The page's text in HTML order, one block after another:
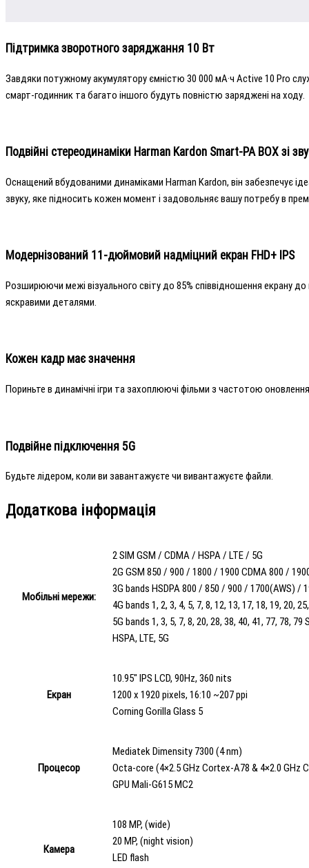
Підтримка зворотного заряджання 10 Вт
Завдяки потужному акумулятору ємністю 30 000 мА·ч Active 10 Pro
смарт-годинник та багато іншого будуть повністю заряджені на ходу.
Подвійні стереодинаміки Harman Kardon Smart-PA BOX зі
Оснащений вбудованими динаміками Harman Kardon, він забезпечує
звуку, яке підносить кожен момент і задовольняє вашу потребу в
Модернізований 11-дюймовий надміцний екран FHD+ IPS
Розширюючи межі візуального світу до 85% співвідношення екрану
яскравими деталями.
Кожен кадр має значення
Пориньте в динамічні ігри та захоплюючі фільми з частотою
Подвійне підключення 5G
Будьте лідером, коли ви завантажуєте чи вивантажуєте файли.
Додаткова інформація
Мобільні мережи:
2 SIM GSM / CDMA / HSPA / LTE / 5G
2G GSM 850 / 900 / 1800 / 1900 CDMA 800 /
3G bands HSDPA 800 / 850 / 900 / 1700(AWS) /
4G bands 1, 2, 3, 4, 5, 7, 8, 12, 13, 17, 18, 19, 20,
5G bands 1, 3, 5, 7, 8, 20, 28, 38, 40, 41, 77, 78, 79
HSPA, LTE, 5G
Екран
10.95" IPS LCD, 90Hz, 360 nits
1200 x 1920 pixels, 16:10 ~207 ppi
Corning Gorilla Glass 5
Процесор
Mediatek Dimensity 7300 (4 nm)
Octa-core (4×2.5 GHz Cortex-A78 & 4×2.0 GHz
GPU Mali-G615 MC2
Камера
108 MP, (wide)
20 MP, (night vision)
LED flash